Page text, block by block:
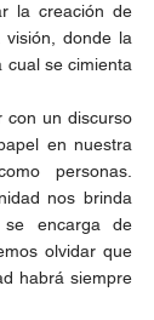
la creación de
visión, donde la
cual se cimienta
en nuestra
personas.
nos brinda
encarga de
olvidar que
habrá siempre